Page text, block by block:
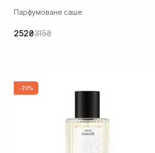
Парфумоване саше
252₴315₴
-20%